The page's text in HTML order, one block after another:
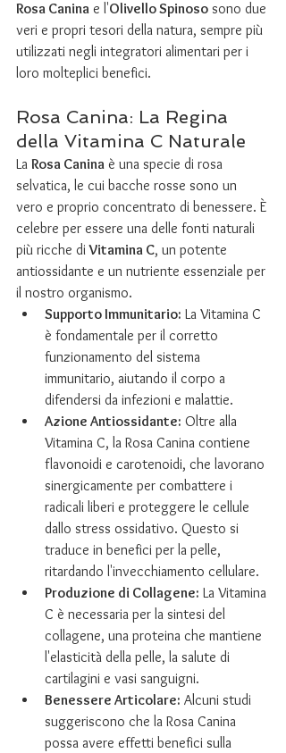
Rosa Canina e l'Olivello Spinoso sono due
veri e propri tesori della natura, sempre più
utilizzati negli integratori alimentari per i
loro molteplici benefici.
Rosa Canina: La Regina
della Vitamina C Naturale
La Rosa Canina è una specie di rosa
selvatica, le cui bacche rosse sono un
vero e proprio concentrato di benessere. È
celebre per essere una delle fonti naturali
più ricche di Vitamina C, un potente
antiossidante e un nutriente essenziale per
il nostro organismo.
Supporto Immunitario: La Vitamina C
è fondamentale per il corretto
funzionamento del sistema
immunitario, aiutando il corpo a
difendersi da infezioni e malattie.
Azione Antiossidante: Oltre alla
Vitamina C, la Rosa Canina contiene
flavonoidi e carotenoidi, che lavorano
sinergicamente per combattere i
radicali liberi e proteggere le cellule
dallo stress ossidativo. Questo si
traduce in benefici per la pelle,
ritardando l'invecchiamento cellulare.
Produzione di Collagene: La Vitamina
C è necessaria per la sintesi del
collagene, una proteina che mantiene
l'elasticità della pelle, la salute di
cartilagini e vasi sanguigni.
Benessere Articolare: Alcuni studi
suggeriscono che la Rosa Canina
possa avere effetti benefici sulla